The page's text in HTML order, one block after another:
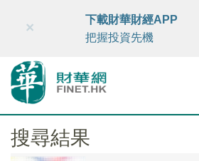
財華智庫網 FINTV FINMETA
×
下載財華財經APP
把握投資先機
搜尋結果